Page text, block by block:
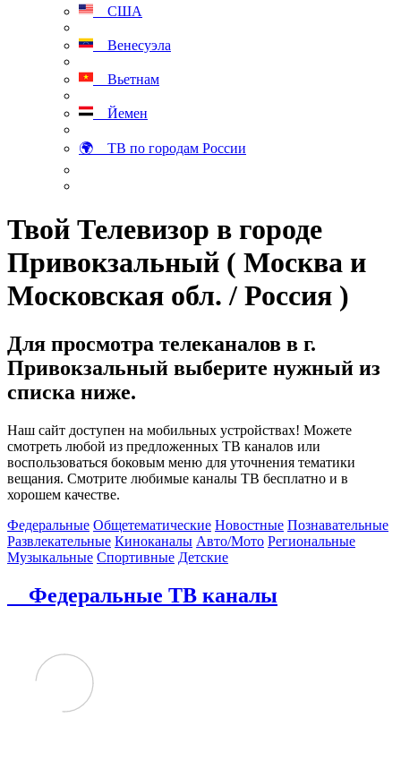
США
Венесуэла
Вьетнам
Йемен
🌍 ТВ по городам России
Твой Телевизор в городе
Привокзальный ( Москва и
Московская обл. / Россия )
Для просмотра телеканалов в г.
Привокзальный выберите нужный из
списка ниже.
Наш сайт доступен на мобильных устройствах! Можете
смотреть любой из предложенных ТВ каналов или
воспользоваться боковым меню для уточнения тематики
вещания. Смотрите любимые каналы ТВ бесплатно и в
хорошем качестве.
Федеральные Общетематические Новостные Познавательные
Развлекательные Киноканалы Авто/Мото Региональные
Музыкальные Спортивные Детские
Федеральные ТВ каналы